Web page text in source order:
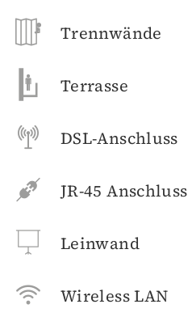
Trennwände
Terrasse
DSL-Anschluss
JR-45 Anschluss
Leinwand
Wireless LAN